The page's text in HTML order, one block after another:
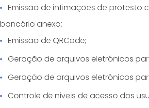
Emissão de intimações de protesto
bancário anexo;
Emissão de QRCode;
Geração de arquivos eletrônicos
Geração de arquivos eletrônicos
Controle de niveis de acesso dos